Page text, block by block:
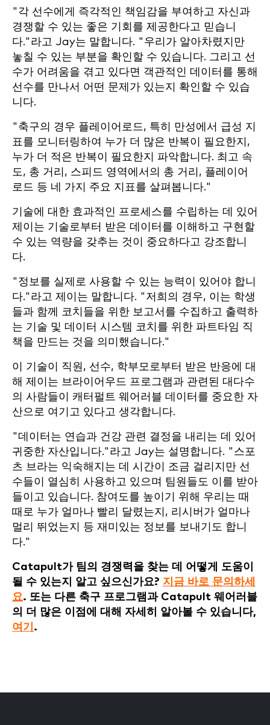
"각 선수에게 즉각적인 책임감을 부여하고 자신과
경쟁할 수 있는 좋은 기회를 제공한다고 믿습니
다."라고 Jay는 말합니다. "우리가 알아차렸지만
놓칠 수 있는 부분을 확인할 수 있습니다. 그리고 선
수가 어려움을 겪고 있다면 객관적인 데이터를 통해
선수를 만나서 어떤 문제가 있는지 확인할 수 있습
니다.
"축구의 경우 플레이어로드, 특히 만성에서 급성 지
표를 모니터링하여 누가 더 많은 반복이 필요한지,
누가 더 적은 반복이 필요한지 파악합니다. 최고 속
도, 총 거리, 스피드 영역에서의 총 거리, 플레이어
로드 등 네 가지 주요 지표를 살펴봅니다."
기술에 대한 효과적인 프로세스를 수립하는 데 있어
제이는 기술로부터 받은 데이터를 이해하고 구현할
수 있는 역량을 갖추는 것이 중요하다고 강조합니
다.
"정보를 실제로 사용할 수 있는 능력이 있어야 합니
다."라고 제이는 말합니다. "저희의 경우, 이는 학생
들과 함께 코치들을 위한 보고서를 수집하고 출력하
는 기술 및 데이터 시스템 코치를 위한 파트타임 직
책을 만드는 것을 의미했습니다."
이 기술이 직원, 선수, 학부모로부터 받은 반응에 대
해 제이는 브라이어우드 프로그램과 관련된 대다수
의 사람들이 캐터펄트 웨어러블 데이터를 중요한 자
산으로 여기고 있다고 생각합니다.
"데이터는 연습과 건강 관련 결정을 내리는 데 있어
귀중한 자산입니다."라고 Jay는 설명합니다. "스포
츠 브라는 익숙해지는 데 시간이 조금 걸리지만 선
수들이 열심히 사용하고 있으며 팀원들도 이를 받아
들이고 있습니다. 참여도를 높이기 위해 우리는 때
때로 누가 얼마나 빨리 달렸는지, 리시버가 얼마나
멀리 뛰었는지 등 재미있는 정보를 보내기도 합니
다."
Catapult가 팀의 경쟁력을 찾는 데 어떻게 도움이
될 수 있는지 알고 싶으신가요? 지금 바로 문의하세
요. 또는 다른 축구 프로그램과 Catapult 웨어러블
의 더 많은 이점에 대해 자세히 알아볼 수 있습니다,
여기 .